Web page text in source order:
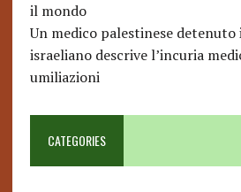
il mondo
Un medico palestinese detenuto
israeliano descrive l’incuria
umiliazioni
CATEGORIES